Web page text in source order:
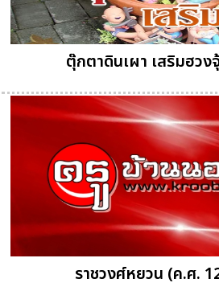
ตุ๊กตาดินเผา เสริมฮวง
ราชวงศ์หยวน (ค.ศ.